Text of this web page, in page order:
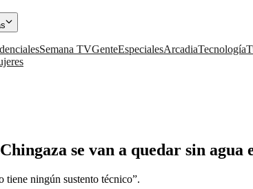
Semana TVGenteEspecialesArcadiaTecnología
se van a quedar sin agua
tiene ningún sustento técnico”.